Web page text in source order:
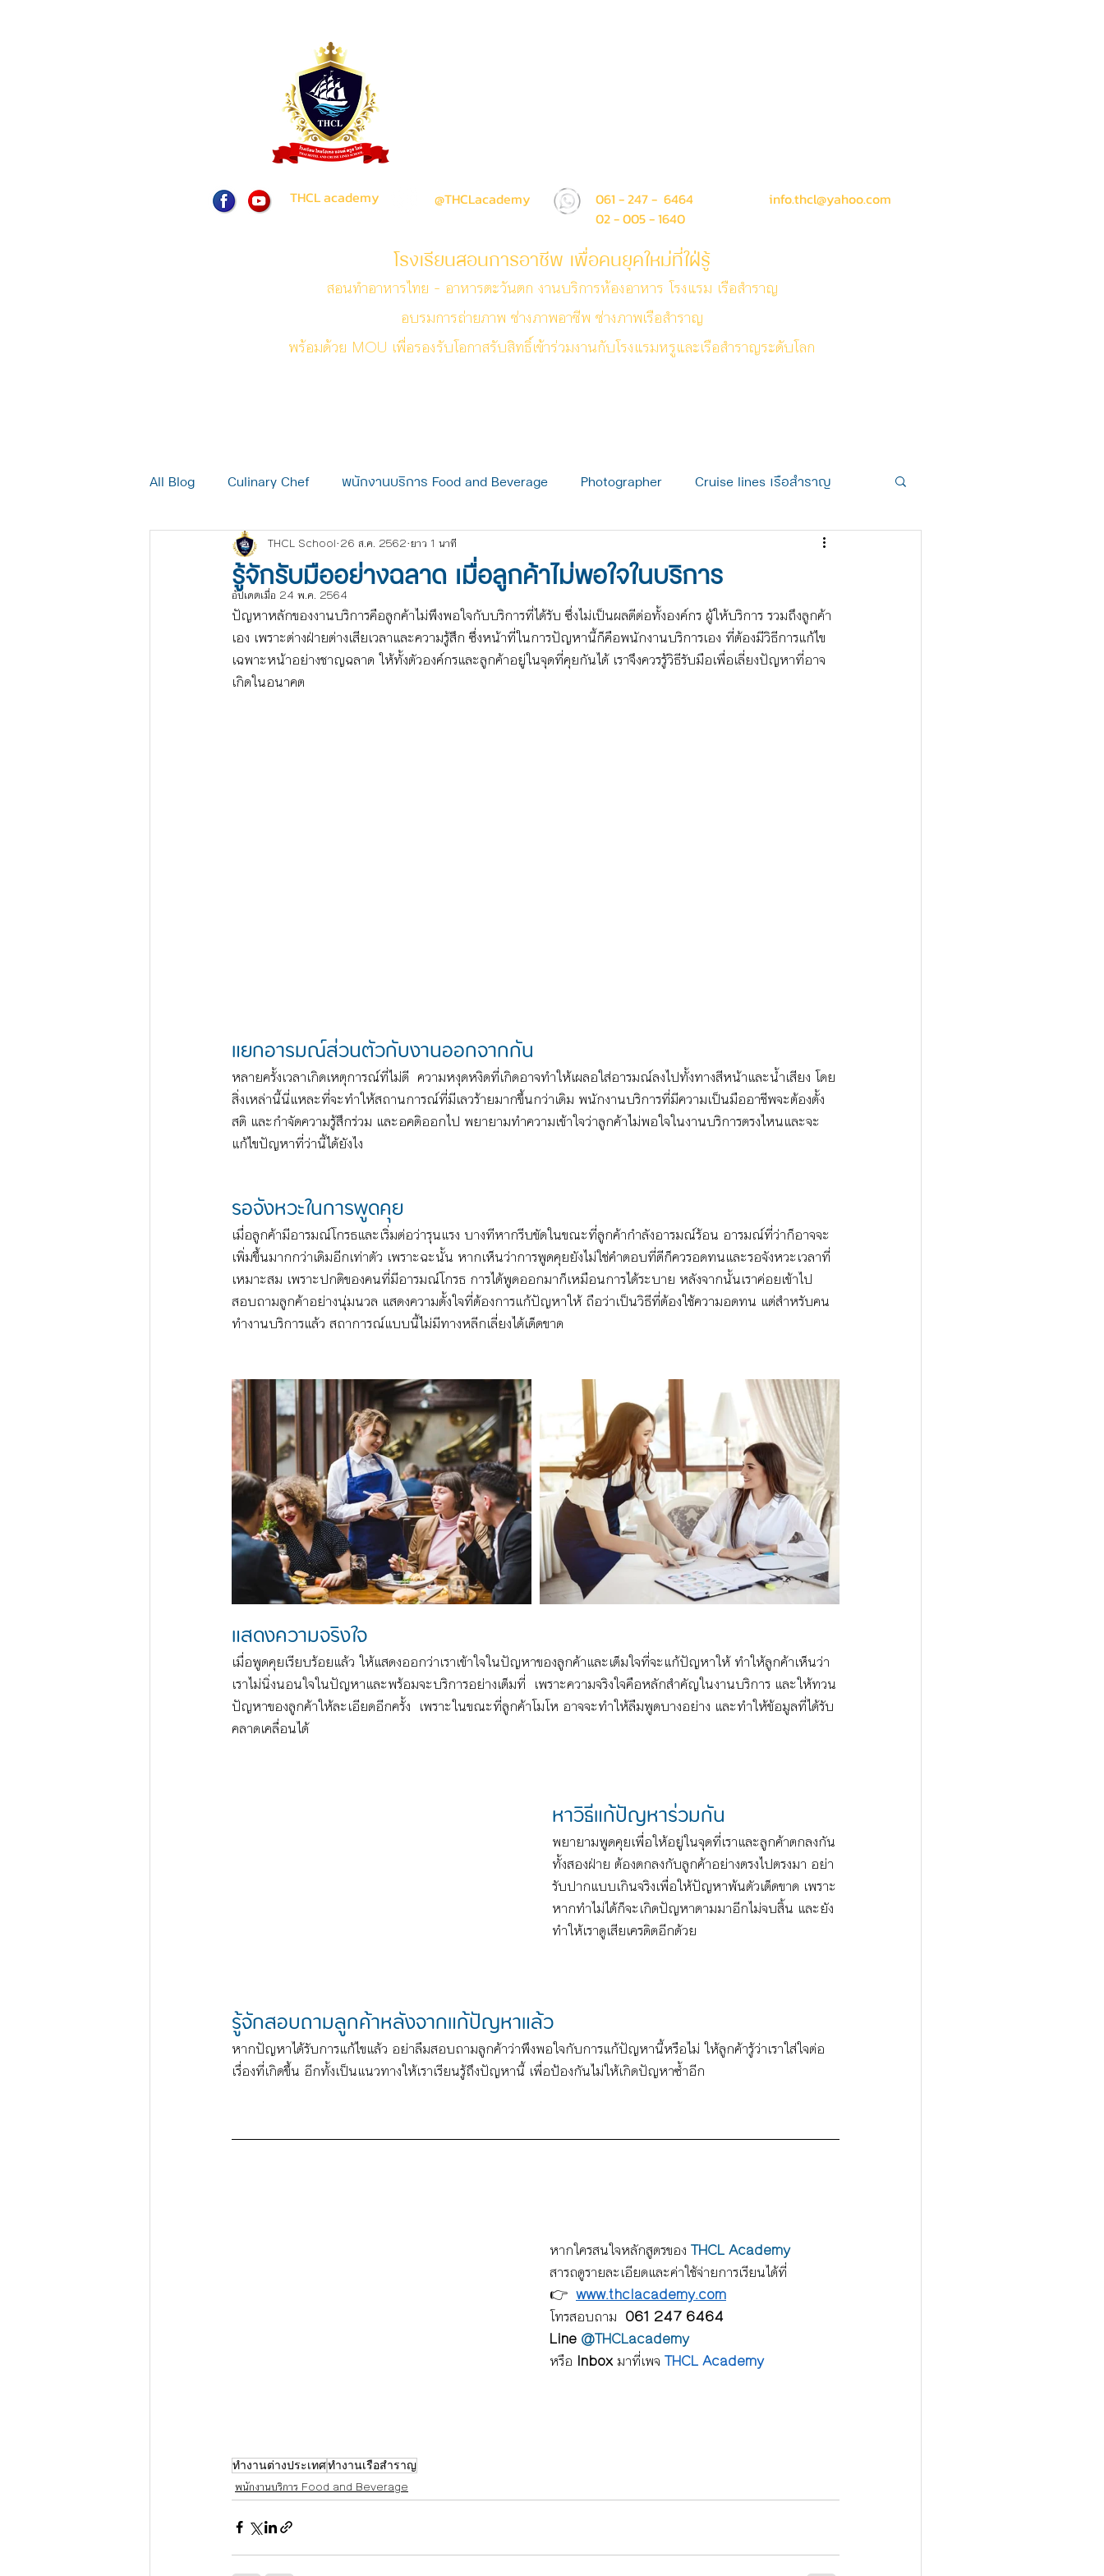
THCL academy @THCLacademy
061 - 247 - 6464
02 - 005 - 1640
info.thcl@yahoo.com
โรงเรียนสอนการอาชีพ เพื่อคนยุคใหม่ที่ใฝ่รู้
สอนทำอาหารไทย - อาหารตะวันตก งานบริการห้องอาหาร โรงแรม เรือสำราญ
อบรมการถ่ายภาพ ช่างภาพอาชีพ ช่างภาพเรือสำราญ
พร้อมด้วย MOU เพื่อรองรับโอกาสรับสิทธิ์เข้าร่วมงานกับโรงแรมหรูและเรือสำราญระดับโลก
All Blog Culinary Chef พนักงานบริการ Food and Beverage Photographer Cruise lines เรือสำราญ
โรงแรม Hotel ข่าวสารกิจกรรม News Blog เรื่องทั่วไป
รู้จักรับมืออย่างฉลาด เมื่อลูกค้าไม่พอใจในบริการ
THCL School 26 ส.ค. 2562 ยาว 1 นาที
อัปเดตเมื่อ 24 พ.ค. 2564
ปัญหาหลักของงานบริการคือลูกค้าไม่พึงพอใจกับบริการที่ได้รับ ซึ่งไม่เป็นผลดีต่อทั้งองค์กร ผู้ให้บริการ รวมถึงลูกค้า
เอง เพราะต่างฝ่ายต่างเสียเวลาและความรู้สึก ซึ่งหน้าที่ในการปัญหานี้ก็คือพนักงานบริการเอง ที่ต้องมีวิธีการแก้ไข
เฉพาะหน้าอย่างชาญฉลาด ให้ทั้งตัวองค์กรและลูกค้าอยู่ในจุดที่คุยกันได้ เราจึงควรรู้วิธีรับมือเพื่อเลี่ยงปัญหาที่อาจ
เกิดในอนาคต
แยกอารมณ์ส่วนตัวกับงานออกจากกัน
หลายครั้งเวลาเกิดเหตุการณ์ที่ไม่ดี  ความหงุดหงิดที่เกิดอาจทำให้เผลอใส่อารมณ์ลงไปทั้งทางสีหน้าและน้ำเสียง โดย
สิ่งเหล่านี้นี่แหละที่จะทำให้สถานการณ์ที่มีเลวร้ายมากขึ้นกว่าเดิม พนักงานบริการที่มีความเป็นมืออาชีพจะต้องตั้ง
สติ และกำจัดความรู้สึกร่วม และอคติออกไป พยายามทำความเข้าใจว่าลูกค้าไม่พอใจในงานบริการตรงไหนและจะ
แก้ไขปัญหาที่ว่านี้ได้ยังไง
รอจังหวะในการพูดคุย
เมื่อลูกค้ามีอารมณ์โกรธและเริ่มต่อว่ารุนแรง บางทีหากรีบขัดในขณะที่ลูกค้ากำลังอารมณ์ร้อน อารมณ์ที่ว่าก็อาจจะ
เพิ่มขึ้นมากกว่าเดิมอีกเท่าตัว เพราะฉะนั้น หากเห็นว่าการพูดคุยยังไม่ใช่คำตอบที่ดีก็ควรอดทนและรอจังหวะเวลาที่
เหมาะสม เพราะปกติของคนที่มีอารมณ์โกรธ การได้พูดออกมาก็เหมือนการได้ระบาย หลังจากนั้นเราค่อยเข้าไป
สอบถามลูกค้าอย่างนุ่มนวล แสดงความตั้งใจที่ต้องการแก้ปัญหาให้ ถือว่าเป็นวิธีที่ต้องใช้ความอดทน แต่สำหรับคน
ทำงานบริการแล้ว สถาการณ์แบบนี้ไม่มีทางหลีกเลี่ยงได้เด็ดขาด
แสดงความจริงใจ
เมื่อพูดคุยเรียบร้อยแล้ว ให้แสดงออกว่าเราเข้าใจในปัญหาของลูกค้าและเต็มใจที่จะแก้ปัญหาให้ ทำให้ลูกค้าเห็นว่า
เราไม่นิ่งนอนใจในปัญหาและพร้อมจะบริการอย่างเต็มที่  เพราะความจริงใจคือหลักสำคัญในงานบริการ และให้ทวน
ปัญหาของลูกค้าให้ละเอียดอีกครั้ง  เพราะในขณะที่ลูกค้าโมโห อาจจะทำให้ลืมพูดบางอย่าง และทำให้ข้อมูลที่ได้รับ
คลาดเคลื่อนได้
หาวิธีแก้ปัญหาร่วมกัน
พยายามพูดคุยเพื่อให้อยู่ในจุดที่เราและลูกค้าตกลงกัน
ทั้งสองฝ่าย ต้องตกลงกับลูกค้าอย่างตรงไปตรงมา อย่า
รับปากแบบเกินจริงเพื่อให้ปัญหาพ้นตัวเด็ดขาด เพราะ
หากทำไม่ได้ก็จะเกิดปัญหาตามมาอีกไม่จบสิ้น และยัง
ทำให้เราดูเสียเครดิตอีกด้วย
รู้จักสอบถามลูกค้าหลังจากแก้ปัญหาแล้ว
หากปัญหาได้รับการแก้ไขแล้ว อย่าลืมสอบถามลูกค้าว่าพึงพอใจกับการแก้ปัญหานี้หรือไม่ ให้ลูกค้ารู้ว่าเราใส่ใจต่อ
เรื่องที่เกิดขึ้น อีกทั้งเป็นแนวทางให้เราเรียนรู้ถึงปัญหานี้ เพื่อป้องกันไม่ให้เกิดปัญหาซ้ำอีก
หากใครสนใจหลักสูตรของ THCL Academy
สารถดูรายละเอียดและค่าใช้จ่ายการเรียนได้ที่
👉 www.thclacademy.com
โทรสอบถาม 061 247 6464
Line @THCLacademy
หรือ Inbox มาที่เพจ THCL Academy
ทำงานต่างประเทศทำงานเรือสำราญ
พนักงานบริการ Food and Beverage